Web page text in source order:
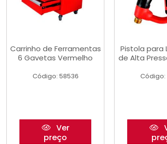
Carrinho de Ferramentas
6 Gavetas Vermelho
Código: 58536
Ver
preço
Pistola para
de Alta
Código: